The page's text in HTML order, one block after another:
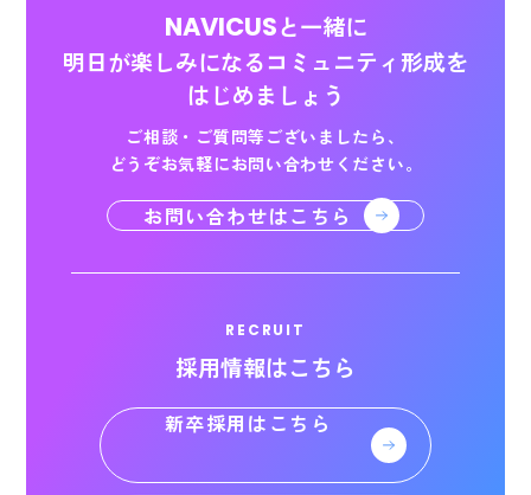
NAVICUSと一緒に
明日が楽しみになるコミュニティ形成を
はじめましょう
ご相談・ご質問等ございましたら、
どうぞお気軽にお問い合わせください。
お問い合わせはこちら
RECRUIT
採用情報はこちら
新卒採用はこちら